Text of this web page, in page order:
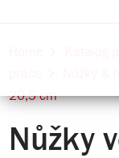
20,5 cm
Nůžky